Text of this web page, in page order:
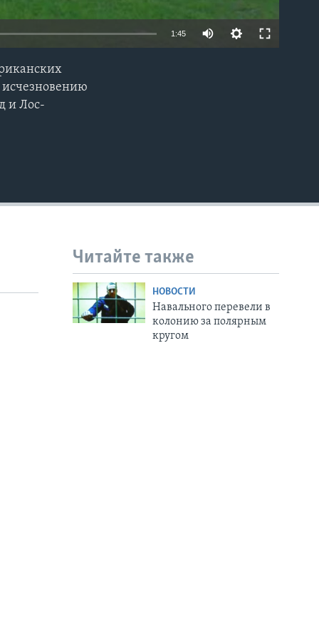
1:45
исчезновению
и Лос-
Читайте также
НОВОСТИ
Навального перевели в
колонию за полярным
кругом